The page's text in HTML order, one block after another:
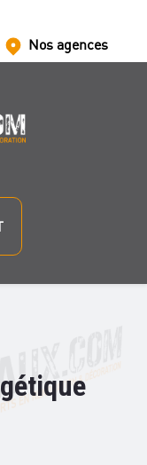
Nos agences
Nous rejoindre
Nos partenaires